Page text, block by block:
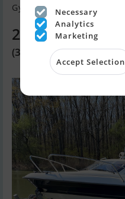
Gyor, Ungarn
268.000 DKK
(35.900 EUR)
Necessary
Analytics
Marketing
Accept Selection